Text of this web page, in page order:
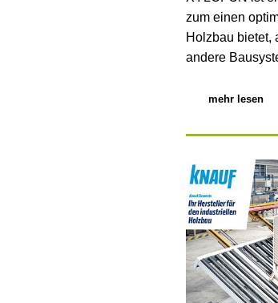
zum einen
Holzbau bietet,
andere
mehr lesen